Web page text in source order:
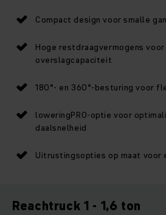
Compact design voor smalle
Hoge restdraagvermogens
overslagcapaciteit
180°- en 360°-besturing voor
loweringPRO-optie voor
daalsnelheid
Uitrustingsopties op maat voor
Reachtruck 1 - 1,6 ton